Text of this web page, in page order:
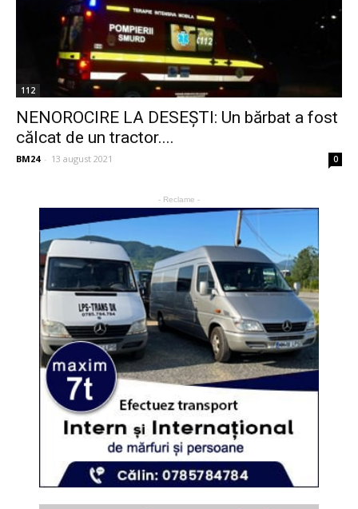
112
NENOROCIRE LA DESEȘTI: Un bărbat a fost
călcat de un tractor....
BM24 - 13 august 2021 0
- Reclame -